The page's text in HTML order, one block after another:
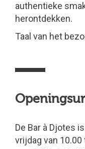
authentieke
herontdekken.
Taal van het
De Bar à Djotes
vrijdag van